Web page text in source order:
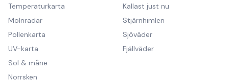
Temperaturkarta
Molnradar
Pollenkarta
UV-karta
Sol & måne
Norrsken
Kallast just nu
Stjärnhimlen
Sjöväder
Fjällväder